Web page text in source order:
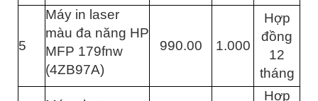
5
Máy in laser
màu đa năng HP
MFP 179fnw
(4ZB97A)
990.00 1.000
Hợp
đồng
12
tháng
Hợp